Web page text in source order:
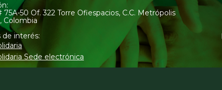
75A-50 Of. 322 Torre Ofiespacios, C.C. Metrópolis
Colombia
de interés:
Sede electrónica